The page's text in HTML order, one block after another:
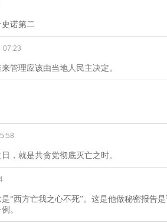
诺第二
07:23
管理应该由当地人民主决定。
，就是共贪党彻底灭亡之时。
“西方亡我之心不死”。这是他做秘密报告
。